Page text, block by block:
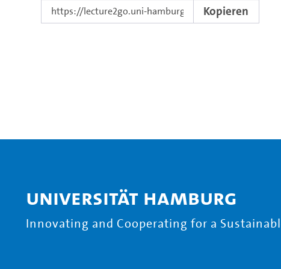
Kopieren
Universität Hamburg
Innovating and Cooperating for a